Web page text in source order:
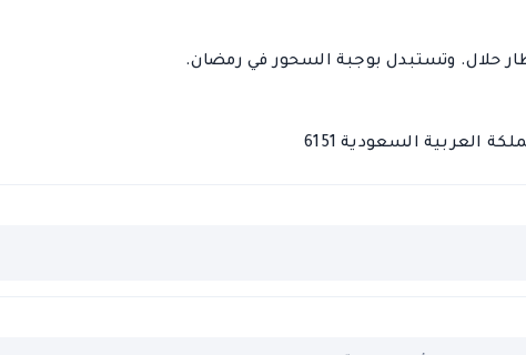
حلال. وتستبدل بوجبة السحور في رمضان.